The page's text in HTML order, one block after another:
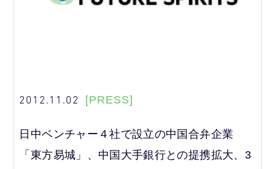
2012.11.02 [PRESS]
日中ベンチャー４社で設立の中国合弁企業
「東方易城」、中国大手銀行との提携拡大、3